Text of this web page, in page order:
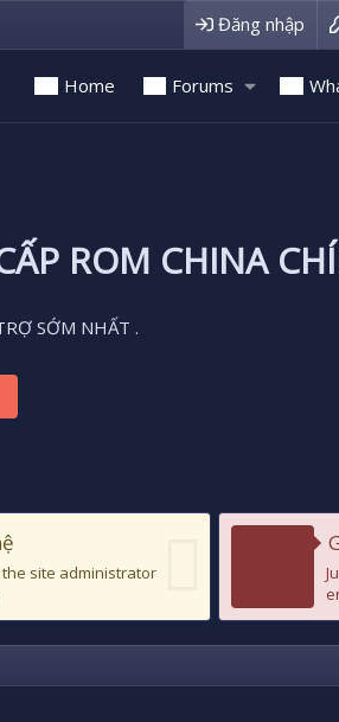
Đăng nhập
Home Forums
ROM CHINA
SỚM NHẤT .
the site administrator